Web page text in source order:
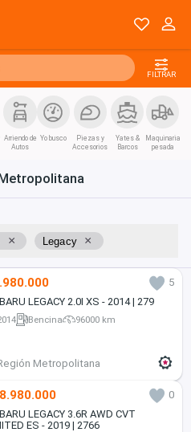
FILTRAR
Arriendo de
Autos
Yo busco
Piezas y
Accesorios
Yates &
Barcos
Maquinaria
pesada
× Legacy ×
5
LEGACY 2.0I XS - 2014 | 279
Bencina 96000 km
Metropolitana
0
LEGACY 3.6R AWD CVT
ES - 2019 | 2766